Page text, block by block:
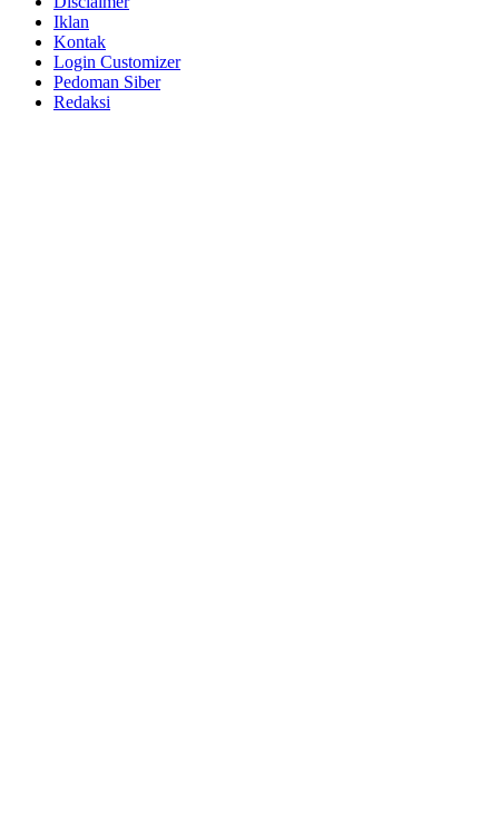
Iklan
Kontak
Login Customizer
Pedoman Siber
Redaksi